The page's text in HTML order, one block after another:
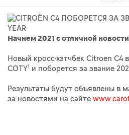
Начнем 2021 с отличной
Новый кросс-хэтчбек Citroen C4
COTY1 и поборется за звание
Результаты будут объявлены в
за новостями на сайте